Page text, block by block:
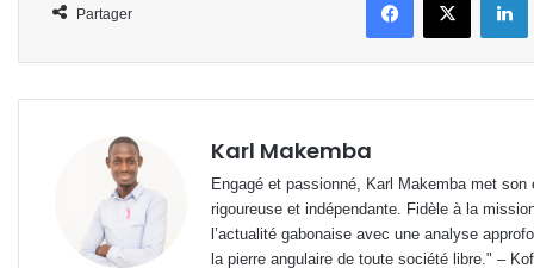
Partager
Karl Makemba
Engagé et passionné, Karl Makemba met
rigoureuse et indépendante. Fidèle à la
l’actualité gabonaise avec une analyse
la pierre angulaire de toute société libre." –